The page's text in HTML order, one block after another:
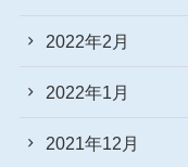
2022年2月
2022年1月
2021年12月